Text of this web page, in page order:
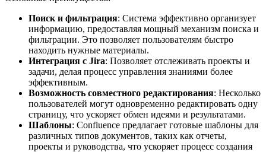
Поиск и фильтрация: Система эффективно организует
информацию, предоставляя мощный механизм поиска и
фильтрации. Это позволяет пользователям быстро
находить нужные материалы.
Интеграция с Jira: Позволяет отслеживать проекты и
задачи, делая процесс управления знаниями более
эффективным.
Возможность совместного редактирования: Несколько
пользователей могут одновременно редактировать одну
страницу, что ускоряет обмен идеями и результатами.
Шаблоны: Confluence предлагает готовые шаблоны для
различных типов документов, таких как отчеты,
проекты и руководства, что ускоряет процесс создания